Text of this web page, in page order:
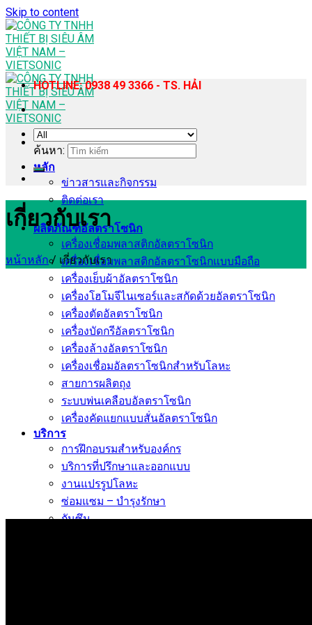
Skip to content
หลัก
ข่าวสารและกิจกรรม
ติดต่อเรา
เกี่ยวกับเรา
ผลิตภัณฑ์อัลตราโซนิก
เครื่องเชื่อมพลาสติกอัลตราโซนิก
เครื่องเชื่อมพลาสติกอัลตราโซนิกแบบมือถือ
เครื่องเย็บผ้าอัลตราโซนิก
เครื่องโฮโมจีไนเซอร์และสกัดด้วยอัลตราโซนิก
เครื่องตัดอัลตราโซนิก
เครื่องบัดกรีอัลตราโซนิก
เครื่องล้างอัลตราโซนิก
เครื่องเชื่อมอัลตราโซนิกสำหรับโลหะ
สายการผลิตถุง
ระบบพ่นเคลือบอัลตราโซนิก
เครื่องคัดแยกแบบสั่นอัลตราโซนิก
บริการ
การฝึกอบรมสำหรับองค์กร
บริการที่ปรึกษาและออกแบบ
งานแปรรูปโลหะ
ซ่อมแซม – บำรุงรักษา
กันซึม
HOTLINE: 0938 49 3366 - TS. HẢI
ค้นหา:
เกี่ยวกับเรา
หน้าหลัก / เกี่ยวกับเรา